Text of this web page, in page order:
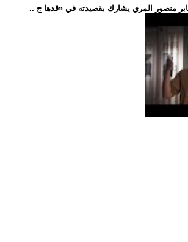
منصور المري يشارك بقصيدته في «قدها ج